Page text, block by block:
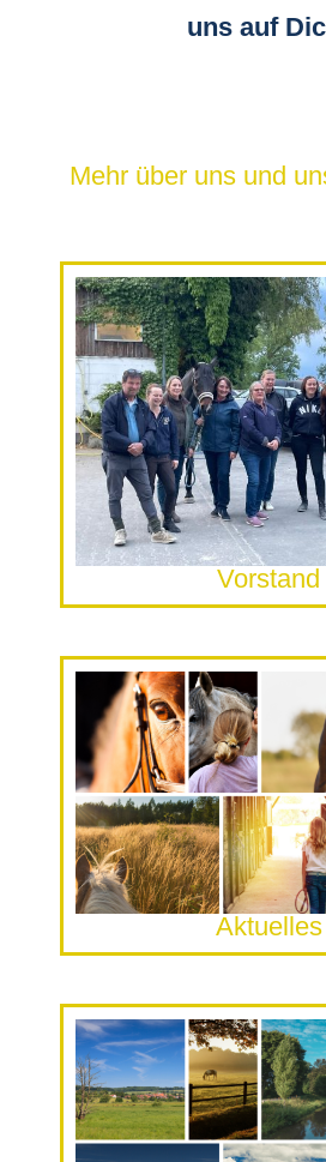
uns auf
Mehr über uns und
Vorstand
Aktuelles